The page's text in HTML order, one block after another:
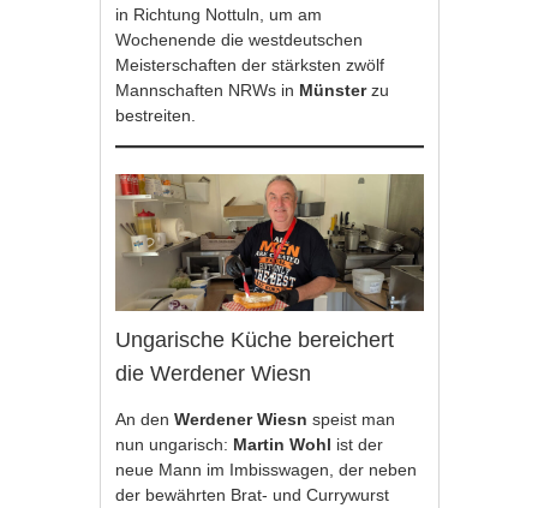
in Richtung Nottuln, um am
Wochenende die westdeutschen
Meisterschaften der stärksten zwölf
Mannschaften NRWs in Münsterzu
bestreiten.
Ungarische Küche bereichert
die Werdener Wiesn
An denWerdener Wiesn speist man
nun ungarisch: Martin Wohl ist der
neue Mann im Imbisswagen, der neben
der bewährten Brat- und Currywurst